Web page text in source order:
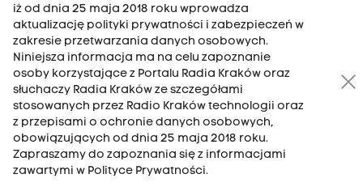
RADIO KRAKÓW SA. Aleja Juliusza Słowackiego 22, 30-007
Kraków
Antena: 12 200 33 33
iż od dnia 25 maja 2018 roku wprowadza
aktualizację polityki prywatności i zabezpieczeń w
zakresie przetwarzania danych osobowych.
Niniejsza informacja ma na celu zapoznanie
osoby korzystające z Portalu Radia Kraków oraz
słuchaczy Radia Kraków ze szczegółami
stosowanych przez Radio Kraków technologii oraz
z przepisami o ochronie danych osobowych,
obowiązujących od dnia 25 maja 2018 roku.
Zapraszamy do zapoznania się z informacjami
zawartymi w Polityce Prywatności.